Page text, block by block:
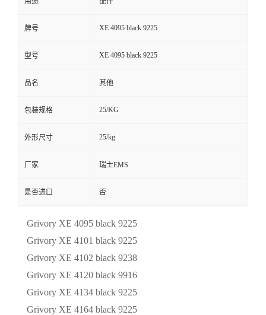
牌号 XE 4095 black 9225
型号 XE 4095 black 9225
品名 其他
包装规格 25/KG
外形尺寸 25/kg
厂家 瑞士EMS
是否进口 否
Grivory XE 4095 black 9225
Grivory XE 4101 black 9225
Grivory XE 4102 black 9238
Grivory XE 4120 black 9916
Grivory XE 4134 black 9225
Grivory XE 4164 black 9225